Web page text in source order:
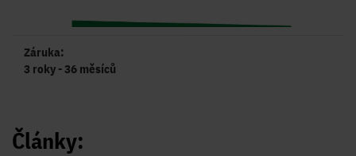
Záruka:
3 roky - 36 měsíců
Články: